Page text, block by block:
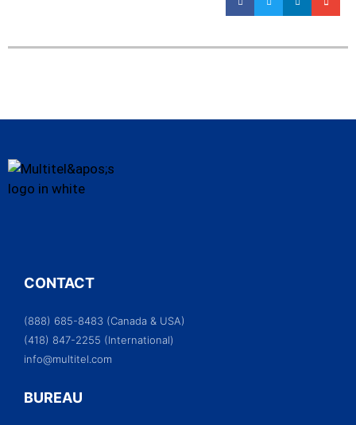
CONTACT
(888) 685-8483 (Canada & USA)
(418) 847-2255 (International)
info@multitel.com
BUREAU